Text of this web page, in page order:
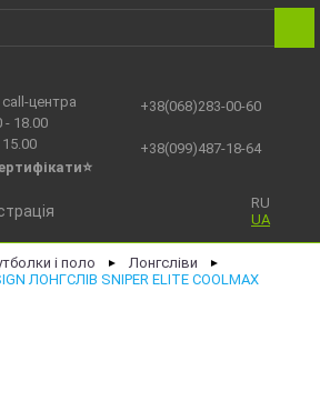
центра
- 18.00
+38(068)283-00-60
+38(099)487-18-64
RU
UA
і поло ► Лонгсліви ►
ЛОНГСЛІВ SNIPER ELITE COOLMAX